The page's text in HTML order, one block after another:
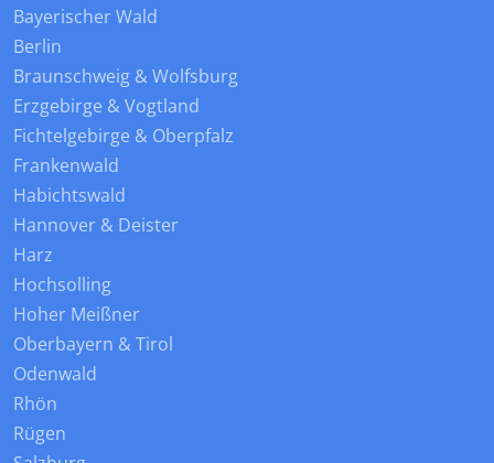
Bayerischer Wald
Berlin
Braunschweig & Wolfsburg
Erzgebirge & Vogtland
Fichtelgebirge & Oberpfalz
Frankenwald
Habichtswald
Hannover & Deister
Harz
Hochsolling
Hoher Meißner
Oberbayern & Tirol
Odenwald
Rhön
Rügen